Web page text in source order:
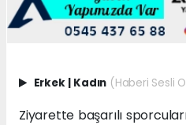
Erkek | Kadın (Haberi Sesli
Ziyarette başarılı